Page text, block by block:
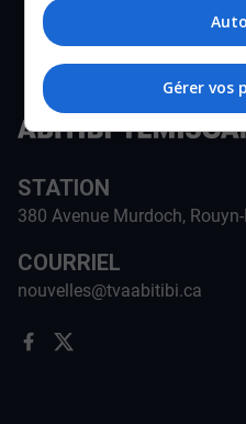
STATION
380 Avenue Murdoch,
COURRIEL
nouvelles@tvaabitibi.ca
Gérer vos